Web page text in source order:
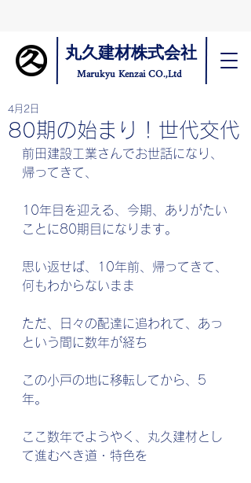
丸久建材株式会社
Marukyu Kenzai CO.,Ltd
80期の始まり！世代交代
4月2日
前田建設工業さんでお世話になり、
帰ってきて、
10年目を迎える、今期、ありがたい
ことに80期目になります。
思い返せば、10年前、帰ってきて、
何もわからないまま
ただ、日々の配達に追われて、あっ
という間に数年が経ち
この小戸の地に移転してから、5
年。
ここ数年でようやく、丸久建材とし
て進むべき道・特色を